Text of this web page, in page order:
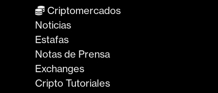
Criptomercados
Noticias
Estafas
Notas de Prensa
Exchanges
Cripto Tutoriales